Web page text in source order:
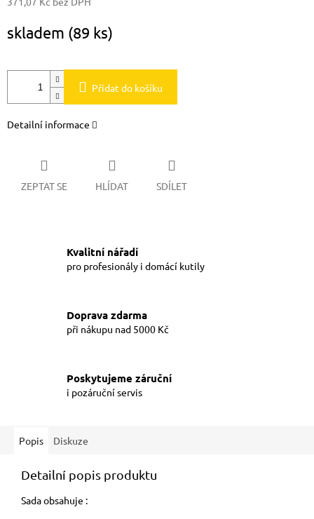
cena:
skladem (89 ks)
Přidat do košíku
Detailní informace
ZEPTAT SE HLÍDAT SDÍLET
Kvalitní nářadí
pro profesionály i domácí kutily
Doprava zdarma
při nákupu nad 5000 Kč
Poskytujeme záruční
i pozáruční servis
Popis Diskuze
Detailní popis produktu
Sada obsahuje :